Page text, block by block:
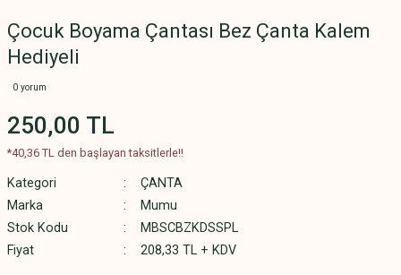
Çocuk Boyama Çantası Bez Çanta Kalem
Hediyeli
0 yorum
250,00 TL
*40,36 TL den başlayan taksitlerle!!
Kategori
ÇANTA
Marka
Mumu
Stok Kodu
MBSCBZKDSSPL
Fiyat
208,33 TL + KDV